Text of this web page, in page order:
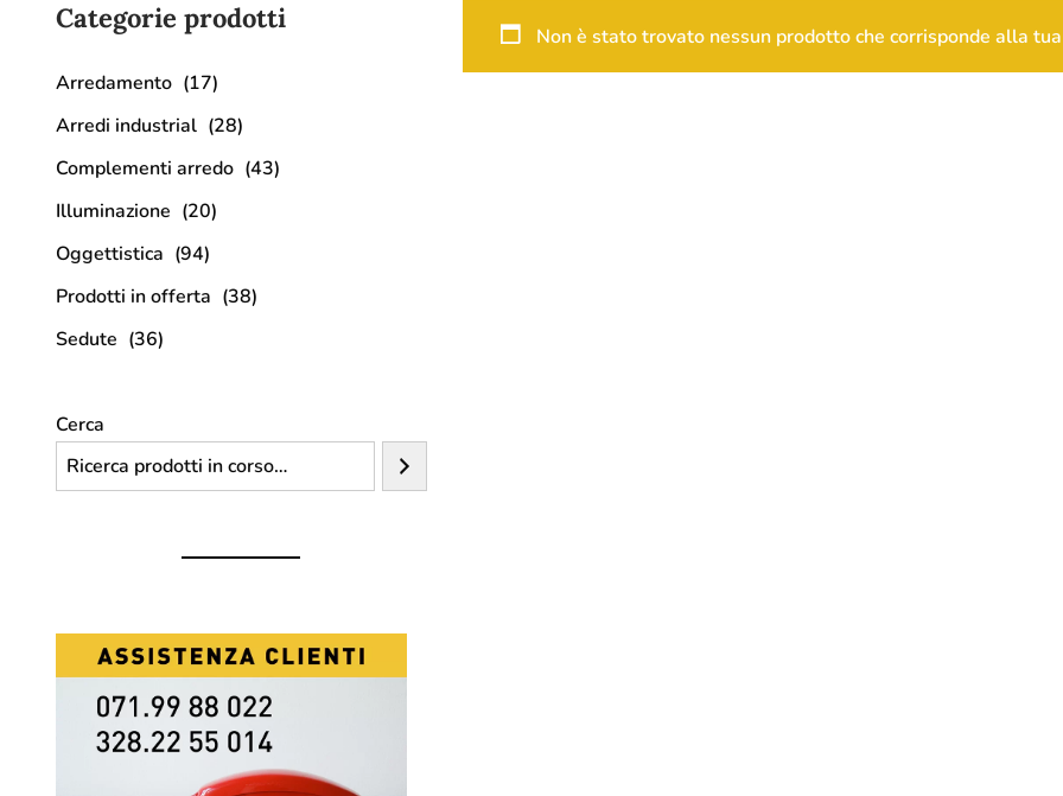
Non è stato trovato nessun prodotto che corrisponde alla
Categorie prodotti
Arredamento (17)
Arredi industrial (28)
Complementi arredo (43)
Illuminazione (20)
Oggettistica (94)
Prodotti in offerta (38)
Sedute (36)
Cerca